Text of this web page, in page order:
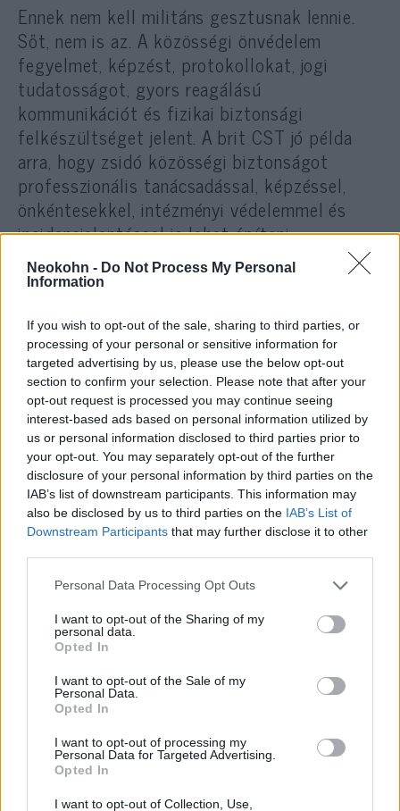
Neokohn - Do Not Process My Personal
Information
If you wish to opt-out of the sale, sharing to third parties, or
processing of your personal or sensitive information for
targeted advertising by us, please use the below opt-out
section to confirm your selection. Please note that after your
opt-out request is processed you may continue seeing
interest-based ads based on personal information utilized by
us or personal information disclosed to third parties prior to
your opt-out. You may separately opt-out of the further
disclosure of your personal information by third parties on the
IAB’s list of downstream participants. This information may
also be disclosed by us to third parties on the IAB’s List of
Downstream Participants that may further disclose it to other
Please note that this website/app uses one or more Google
not limited to your visit or usage behaviour. You may click to
grant or deny consent to Google and its third-party tags to
use your data for below specified purposes in below Google
consent section.
Personal Data Processing Opt Outs
I want to opt-out of the Sharing of my
personal data.
Opted In
I want to opt-out of the Sale of my
Personal Data.
Opted In
I want to opt-out of processing my
Personal Data for Targeted Advertising.
Opted In
I want to opt-out of Collection, Use,
Ennek nem kell militáns gesztusnak lennie.
Sőt, nem is az. A közösségi önvédelem
fegyelmet, képzést, protokollokat, jogi
tudatosságot, gyors reagálású
kommunikációt és fizikai biztonsági
felkészültséget jelent. A brit CST jó példa
arra, hogy zsidó közösségi biztonságot
professzionális tanácsadással, képzéssel,
önkéntesekkel, intézményi védelemmel és
incidensjelentéssel is lehet építeni.
válogatottjának csapatkapitánya: G-
Ras
További kívánatos teendők a zsidó
közösség önvédelmi képességének
növelésére
Közös fogalmi minimum létrehozása. Minden
jelentős zsidó szervezetnek ugyanazt az
alapnyelvet kellene használnia:
antiszemitizmus, anticionizmus,
delegitimálás, démonizálás, kettős mérce,
holokauszt-inverzió, terrorromantizálás. Ha a
közösség saját magán belül sem beszél
pontosan, kívülről majd mások nevezik el
helyette a valóságot.
Gyorsreagálású kommunikációs csoport
felállítása. Amikor Izraelt vagy a zsidó
közösséget hamis vád éri, nem három hét